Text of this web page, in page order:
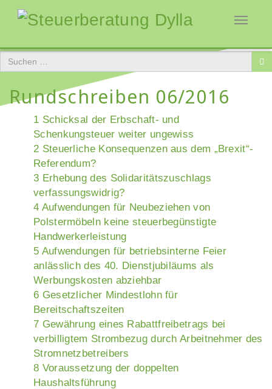
Toggle
Rundschreiben 06/2016
1 Schicksal der Erbschaft- und
Schenkungsteuer weiter ungewiss
2 Steuerliche Konsequenzen aus dem „Brexit“-
Referendum?
3 Erhebung des Solidaritätszuschlags
verfassungswidrig?
4 Aufwendungen für Neubeziehen von
Polstermöbeln keine steuerbegünstigte
Handwerkerleistung
5 Aufwendungen für betriebsinterne Feier
anlässlich des 40. Dienstjubiläums als
Werbungskosten abziehbar
6 Gesetzlicher Mindestlohn für
Bereitschaftszeiten
7 Gewährung eines Rabattfreibetrags bei
verbilligtem Strombezug durch Arbeitnehmer des
Stromnetzbetreibers
8 Voraussetzung der doppelten
Haushaltsführung